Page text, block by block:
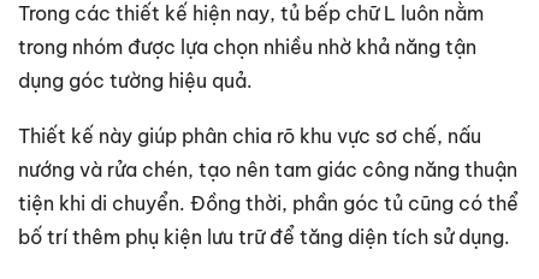
Trong các thiết kế hiện nay, tủ bếp chữ L luôn nằm
trong nhóm được lựa chọn nhiều nhờ khả năng tận
dụng góc tường hiệu quả.
Thiết kế này giúp phân chia rõ khu vực sơ chế, nấu
nướng và rửa chén, tạo nên tam giác công năng thuận
tiện khi di chuyển. Đồng thời, phần góc tủ cũng có thể
bố trí thêm phụ kiện lưu trữ để tăng diện tích sử dụng.